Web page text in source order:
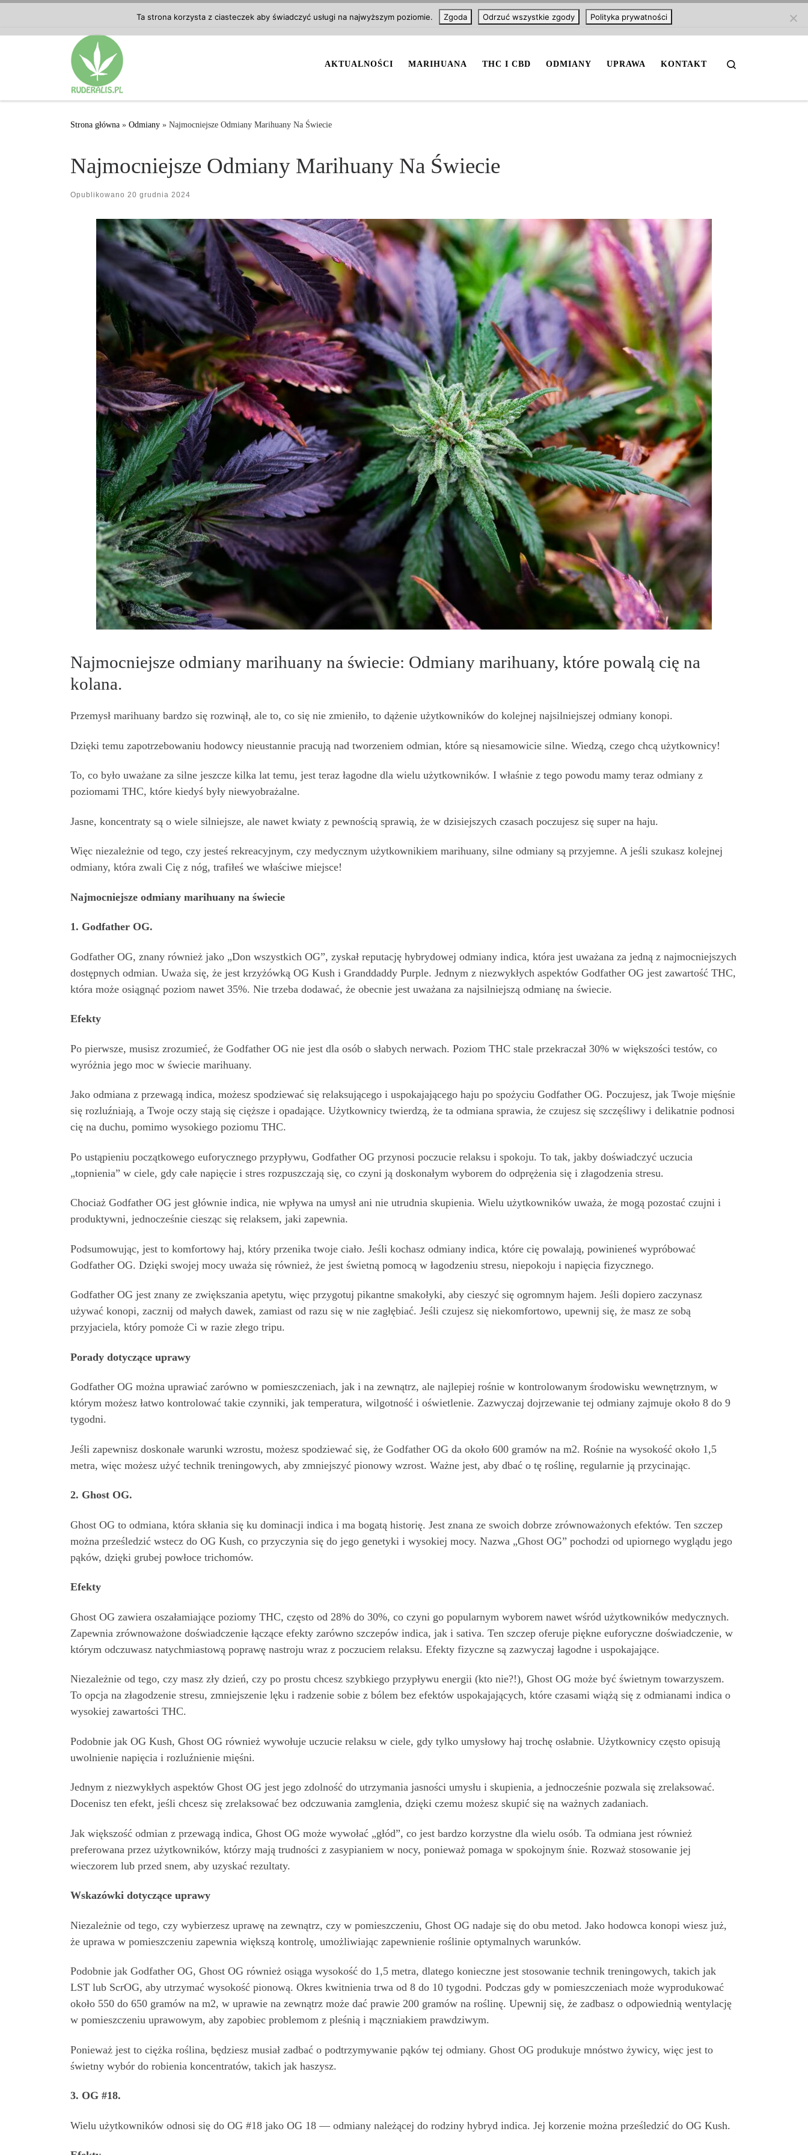
AKTUALNOŚCI MARIHUANA THC I CBD ODMIANY UPRAWA KONTAKT
Strona główna » Odmiany » Najmocniejsze Odmiany Marihuany Na Świecie
Najmocniejsze Odmiany Marihuany Na Świecie
Opublikowano 20 grudnia 2024
Najmocniejsze odmiany marihuany na świecie: Odmiany marihuany, które powalą cię na
kolana.
Przemysł marihuany bardzo się rozwinął, ale to, co się nie zmieniło, to dążenie użytkowników do kolejnej najsilniejszej odmiany konopi.
Dzięki temu zapotrzebowaniu hodowcy nieustannie pracują nad tworzeniem odmian, które są niesamowicie silne. Wiedzą, czego chcą użytkownicy!
To, co było uważane za silne jeszcze kilka lat temu, jest teraz łagodne dla wielu użytkowników. I właśnie z tego powodu mamy teraz odmiany z
poziomami THC, które kiedyś były niewyobrażalne.
Jasne, koncentraty są o wiele silniejsze, ale nawet kwiaty z pewnością sprawią, że w dzisiejszych czasach poczujesz się super na haju.
Więc niezależnie od tego, czy jesteś rekreacyjnym, czy medycznym użytkownikiem marihuany, silne odmiany są przyjemne. A jeśli szukasz kolejnej
odmiany, która zwali Cię z nóg, trafiłeś we właściwe miejsce!
Najmocniejsze odmiany marihuany na świecie
1. Godfather OG.
Godfather OG, znany również jako „Don wszystkich OG”, zyskał reputację hybrydowej odmiany indica, która jest uważana za jedną z najmocniejszych
dostępnych odmian. Uważa się, że jest krzyżówką OG Kush i Granddaddy Purple. Jednym z niezwykłych aspektów Godfather OG jest zawartość THC,
która może osiągnąć poziom nawet 35%. Nie trzeba dodawać, że obecnie jest uważana za najsilniejszą odmianę na świecie.
Efekty
Po pierwsze, musisz zrozumieć, że Godfather OG nie jest dla osób o słabych nerwach. Poziom THC stale przekraczał 30% w większości testów, co
wyróżnia jego moc w świecie marihuany.
Jako odmiana z przewagą indica, możesz spodziewać się relaksującego i uspokajającego haju po spożyciu Godfather OG. Poczujesz, jak Twoje mięśnie
się rozluźniają, a Twoje oczy stają się cięższe i opadające. Użytkownicy twierdzą, że ta odmiana sprawia, że ​​czujesz się szczęśliwy i delikatnie podnosi
cię na duchu, pomimo wysokiego poziomu THC.
Po ustąpieniu początkowego euforycznego przypływu, Godfather OG przynosi poczucie relaksu i spokoju. To tak, jakby doświadczyć uczucia
„topnienia” w ciele, gdy całe napięcie i stres rozpuszczają się, co czyni ją doskonałym wyborem do odprężenia się i złagodzenia stresu.
Chociaż Godfather OG jest głównie indica, nie wpływa na umysł ani nie utrudnia skupienia. Wielu użytkowników uważa, że ​​mogą pozostać czujni i
produktywni, jednocześnie ciesząc się relaksem, jaki zapewnia.
Podsumowując, jest to komfortowy haj, który przenika twoje ciało. Jeśli kochasz odmiany indica, które cię powalają, powinieneś wypróbować
Godfather OG. Dzięki swojej mocy uważa się również, że jest świetną pomocą w łagodzeniu stresu, niepokoju i napięcia fizycznego.
Godfather OG jest znany ze zwiększania apetytu, więc przygotuj pikantne smakołyki, aby cieszyć się ogromnym hajem. Jeśli dopiero zaczynasz
używać konopi, zacznij od małych dawek, zamiast od razu się w nie zagłębiać. Jeśli czujesz się niekomfortowo, upewnij się, że masz ze sobą
przyjaciela, który pomoże Ci w razie złego tripu.
Porady dotyczące uprawy
Godfather OG można uprawiać zarówno w pomieszczeniach, jak i na zewnątrz, ale najlepiej rośnie w kontrolowanym środowisku wewnętrznym, w
którym możesz łatwo kontrolować takie czynniki, jak temperatura, wilgotność i oświetlenie. Zazwyczaj dojrzewanie tej odmiany zajmuje około 8 do 9
tygodni.
Jeśli zapewnisz doskonałe warunki wzrostu, możesz spodziewać się, że Godfather OG da około 600 gramów na m2. Rośnie na wysokość około 1,5
metra, więc możesz użyć technik treningowych, aby zmniejszyć pionowy wzrost. Ważne jest, aby dbać o tę roślinę, regularnie ją przycinając.
2. Ghost OG.
Ghost OG to odmiana, która skłania się ku dominacji indica i ma bogatą historię. Jest znana ze swoich dobrze zrównoważonych efektów. Ten szczep
można prześledzić wstecz do OG Kush, co przyczynia się do jego genetyki i wysokiej mocy. Nazwa „Ghost OG” pochodzi od upiornego wyglądu jego
pąków, dzięki grubej powłoce trichomów.
Efekty
Ghost OG zawiera oszałamiające poziomy THC, często od 28% do 30%, co czyni go popularnym wyborem nawet wśród użytkowników medycznych.
Zapewnia zrównoważone doświadczenie łączące efekty zarówno szczepów indica, jak i sativa. Ten szczep oferuje piękne euforyczne doświadczenie, w
którym odczuwasz natychmiastową poprawę nastroju wraz z poczuciem relaksu. Efekty fizyczne są zazwyczaj łagodne i uspokajające.
Niezależnie od tego, czy masz zły dzień, czy po prostu chcesz szybkiego przypływu energii (kto nie?!), Ghost OG może być świetnym towarzyszem.
To opcja na złagodzenie stresu, zmniejszenie lęku i radzenie sobie z bólem bez efektów uspokajających, które czasami wiążą się z odmianami indica o
wysokiej zawartości THC.
Podobnie jak OG Kush, Ghost OG również wywołuje uczucie relaksu w ciele, gdy tylko umysłowy haj trochę osłabnie. Użytkownicy często opisują
uwolnienie napięcia i rozluźnienie mięśni.
Jednym z niezwykłych aspektów Ghost OG jest jego zdolność do utrzymania jasności umysłu i skupienia, a jednocześnie pozwala się zrelaksować.
Docenisz ten efekt, jeśli chcesz się zrelaksować bez odczuwania zamglenia, dzięki czemu możesz skupić się na ważnych zadaniach.
Jak większość odmian z przewagą indica, Ghost OG może wywołać „głód”, co jest bardzo korzystne dla wielu osób. Ta odmiana jest również
preferowana przez użytkowników, którzy mają trudności z zasypianiem w nocy, ponieważ pomaga w spokojnym śnie. Rozważ stosowanie jej
wieczorem lub przed snem, aby uzyskać rezultaty.
Wskazówki dotyczące uprawy
Niezależnie od tego, czy wybierzesz uprawę na zewnątrz, czy w pomieszczeniu, Ghost OG nadaje się do obu metod. Jako hodowca konopi wiesz już,
że uprawa w pomieszczeniu zapewnia większą kontrolę, umożliwiając zapewnienie roślinie optymalnych warunków.
Podobnie jak Godfather OG, Ghost OG również osiąga wysokość do 1,5 metra, dlatego konieczne jest stosowanie technik treningowych, takich jak
LST lub ScrOG, aby utrzymać wysokość pionową. Okres kwitnienia trwa od 8 do 10 tygodni. Podczas gdy w pomieszczeniach może wyprodukować
około 550 do 650 gramów na m2, w uprawie na zewnątrz może dać prawie 200 gramów na roślinę. Upewnij się, że zadbasz o odpowiednią wentylację
w pomieszczeniu uprawowym, aby zapobiec problemom z pleśnią i mączniakiem prawdziwym.
Ponieważ jest to ciężka roślina, będziesz musiał zadbać o podtrzymywanie pąków tej odmiany. Ghost OG produkuje mnóstwo żywicy, więc jest to
świetny wybór do robienia koncentratów, takich jak haszysz.
3. OG #18.
Wielu użytkowników odnosi się do OG #18 jako OG 18 — odmiany należącej do rodziny hybryd indica. Jej korzenie można prześledzić do OG Kush.
Ta strona korzysta z ciasteczek aby świadczyć usługi na najwyższym poziomie. Zgoda Odrzuć wszystkie zgody Polityka prywatności